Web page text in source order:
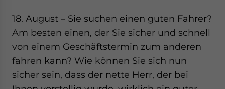
18. August – Sie suchen einen guten Fahrer?
Am besten einen, der Sie sicher und schnell
von einem Geschäftstermin zum anderen
fahren kann? Wie können Sie sich nun
sicher sein, dass der nette Herr, der bei